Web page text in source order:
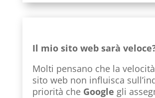
Il mio sito web sarà
Molti pensano che la
sito web non influisca
priorità che Google gli